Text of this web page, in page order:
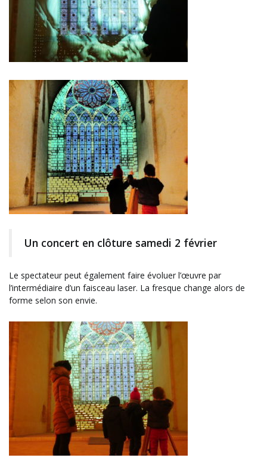
Un concert en clôture samedi 2 février
Le spectateur peut également faire évoluer l’œuvre par
l’intermédiaire d’un faisceau laser. La fresque change alors de
forme selon son envie.